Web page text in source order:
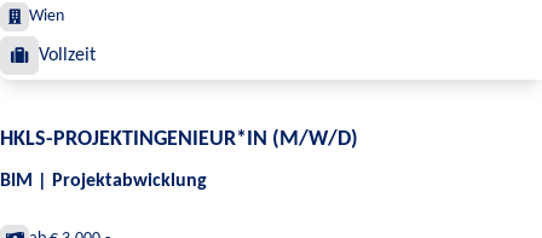
Wien
Vollzeit
HKLS-PROJEKTINGENIEUR*IN (M/W/D)
BIM | Projektabwicklung